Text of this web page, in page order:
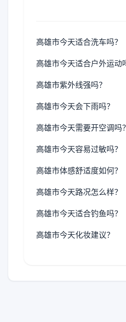
高雄市今天适合洗车吗？
高雄市今天适合户外运动
高雄市紫外线强吗？
高雄市今天会下雨吗？
高雄市今天需要开空调吗？
高雄市今天容易过敏吗？
高雄市体感舒适度如何？
高雄市今天路况怎么样？
高雄市今天适合钓鱼吗？
高雄市今天化妆建议？